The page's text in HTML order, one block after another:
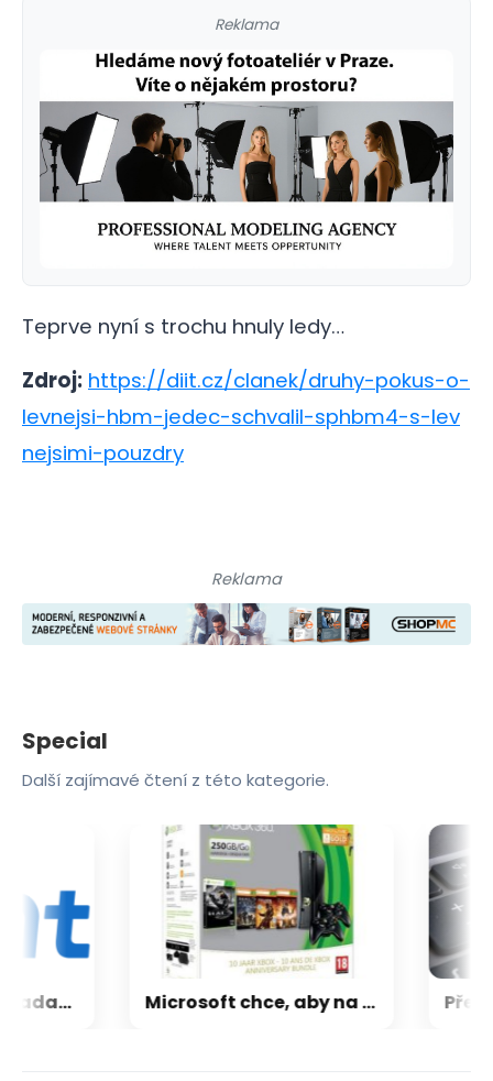
Reklama
Teprve nyní s trochu hnuly ledy…
Zdroj: https://diit.cz/clanek/druhy-pokus-o-
levnejsi-hbm-jedec-schvalil-sphbm4-s-lev
nejsimi-pouzdry
Reklama
Special
Další zajímavé čtení z této kategorie.
CXMT odmítla požadavky Applu, nenechá si diktovat ceny Microsoft chce, aby na Xbox Helix běhaly všechny hry, které kdy vyšly pro Xbox